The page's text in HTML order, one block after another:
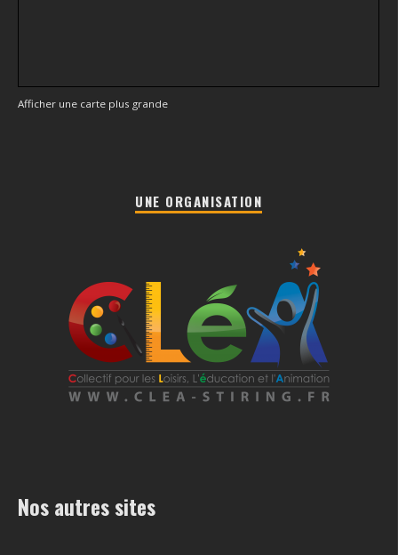
Afficher une carte plus grande
UNE ORGANISATION
Nos autres sites